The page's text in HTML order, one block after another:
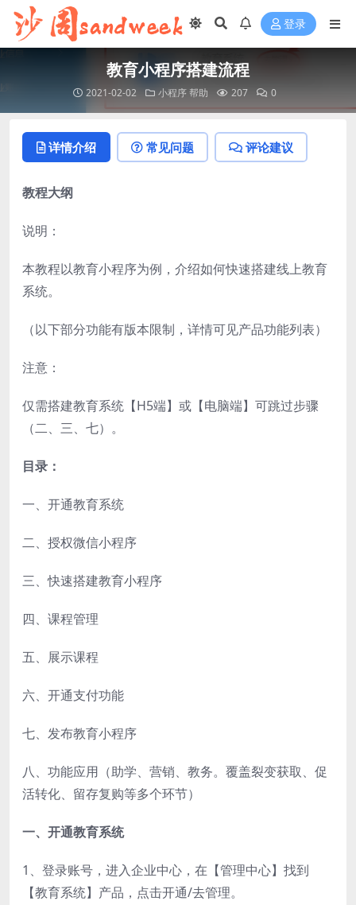
登录
教育小程序搭建流程
2021-02-02 小程序帮助 207 0
详情介绍 常见问题 评论建议
教程大纲
说明：
本教程以教育小程序为例，介绍如何快速搭建线上教育
系统。
（以下部分功能有版本限制，详情可见产品功能列表）
注意：
仅需搭建教育系统【H5端】或【电脑端】可跳过步骤
（二、三、七）。
目录：
一、开通教育系统
二、授权微信小程序
三、快速搭建教育小程序
四、课程管理
五、展示课程
六、开通支付功能
七、发布教育小程序
八、功能应用（助学、营销、教务。覆盖裂变获取、促
活转化、留存复购等多个环节）
一、开通教育系统
1、登录账号，进入企业中心，在【管理中心】找到
【教育系统】产品，点击开通/去管理。